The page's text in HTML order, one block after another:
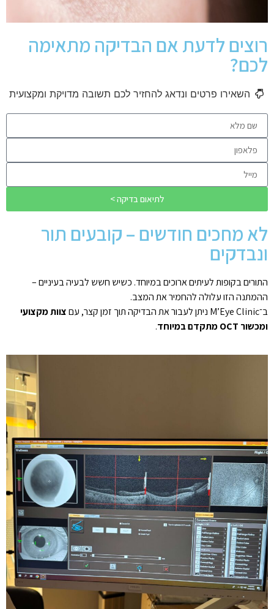
רוצים לדעת אם הבדיקה מתאימה
לכם?
השאירו פרטים ונדאג להחזיר לכם תשובה מדויקת ומקצועית
לתיאום בדיקה >
לא מחכים חודשים – קובעים תור
ונבדקים
התורים בקופות לעיתים ארוכים במיוחד. כשיש חשש לבעיה בעיניים –
ההמתנה הזו עלולה להחמיר את המצב.
ב־M’Eye Clinic ניתן לעבור את הבדיקה תוך זמן קצר, עם
צוות מקצועי
ומכשור
מתקדם במיוחד.